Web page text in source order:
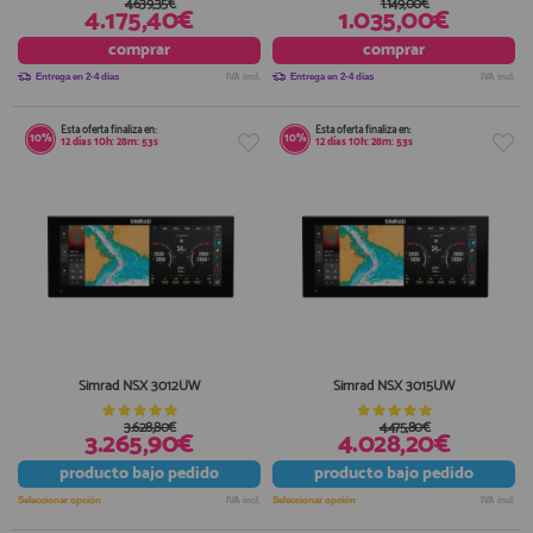
4.175,40€
4.639,35€
comprar
Entrega en 2-4 días IVA incl.
1.035,00€
1.149,00€
comprar
Entrega en 2-4 días IVA incl.
10% Esta oferta finaliza en:
12días10h:28m:53s
Simrad NSX 3012UW
3.265,90€
3.628,80€
productobajo pedido
Seleccionar opción IVA incl.
10% Esta oferta finaliza en:
12días10h:28m:53s
Simrad NSX 3015UW
4.028,20€
4.475,80€
productobajo pedido
Seleccionar opción IVA incl.